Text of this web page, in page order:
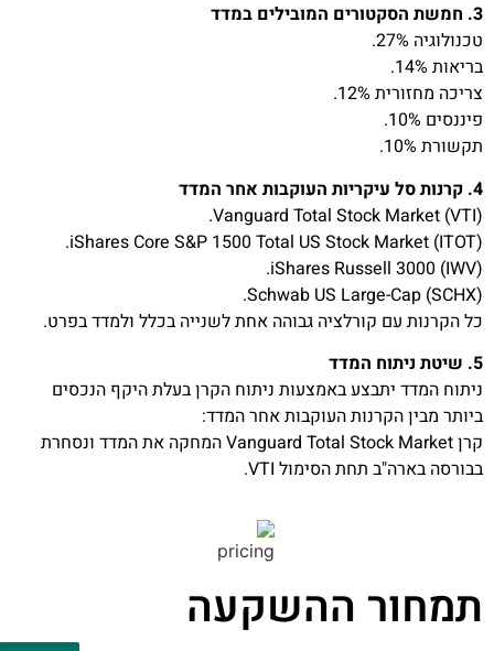
3. חמשת הסקטורים המובילים במדד
טכנולוגיה 27%.
בריאות 14%.
צריכה מחזורית 12%.
פיננסים 10%.
תקשורת 10%.
4. קרנות סל עיקריות העוקבות אחר המדד
Vanguard Total Stock Market (VTI).
iShares Core S&P 1500 Total US Stock Market (ITOT).
iShares Russell 3000 (IWV).
Schwab US Large-Cap (SCHX).
כל הקרנות עם קורלציה גבוהה אחת לשנייה בכלל ולמדד בפרט.
5. שיטת ניתוח המדד
ניתוח המדד יתבצע באמצעות ניתוח הקרן בעלת היקף הנכסים
ביותר מבין הקרנות העוקבות אחר המדד:
קרן Vanguard Total Stock Market המחקה את המדד ונסחרת
בבורסה בארה"ב תחת הסימול VTI.
תמחור ההשקעה